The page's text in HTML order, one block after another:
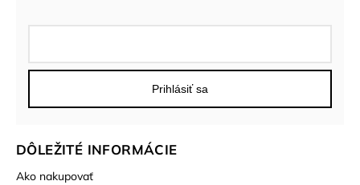
DÔLEŽITÉ INFORMÁCIE
Ako nakupovať
Prihlásiť sa